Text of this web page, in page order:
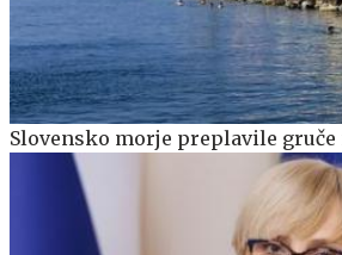
Slovensko morje preplavile